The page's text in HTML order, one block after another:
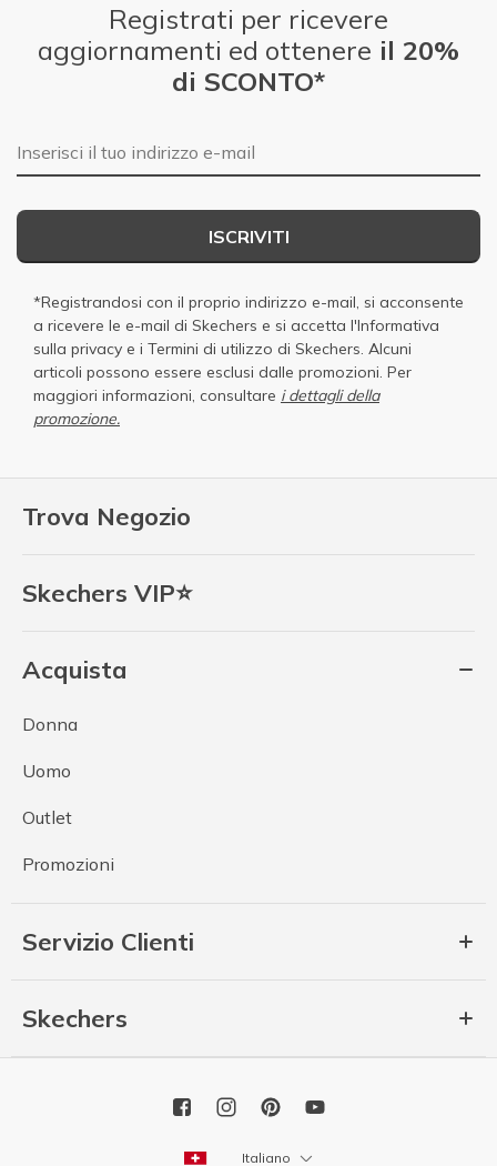
Trova Negozio
Skechers VIP⭐
Acquista
Donna
Uomo
Outlet
Promozioni
Servizio Clienti
Skechers
Registrati per ricevere
aggiornamenti ed ottenere il 20%
di SCONTO*
E-mail
ISCRIVITI
*Registrandosi con il proprio indirizzo e-mail, si acconsente
a ricevere le e-mail di Skechers e si accetta l'Informativa
sulla privacy e i Termini di utilizzo di Skechers. Alcuni
articoli possono essere esclusi dalle promozioni. Per
maggiori informazioni, consultare i dettagli della
promozione.
Italiano